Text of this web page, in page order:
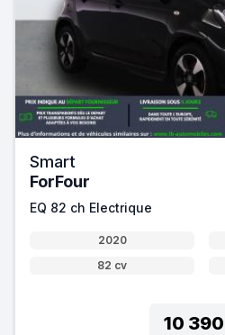
Smart
ForFour
EQ 82 ch Electrique
2020
82 cv
10